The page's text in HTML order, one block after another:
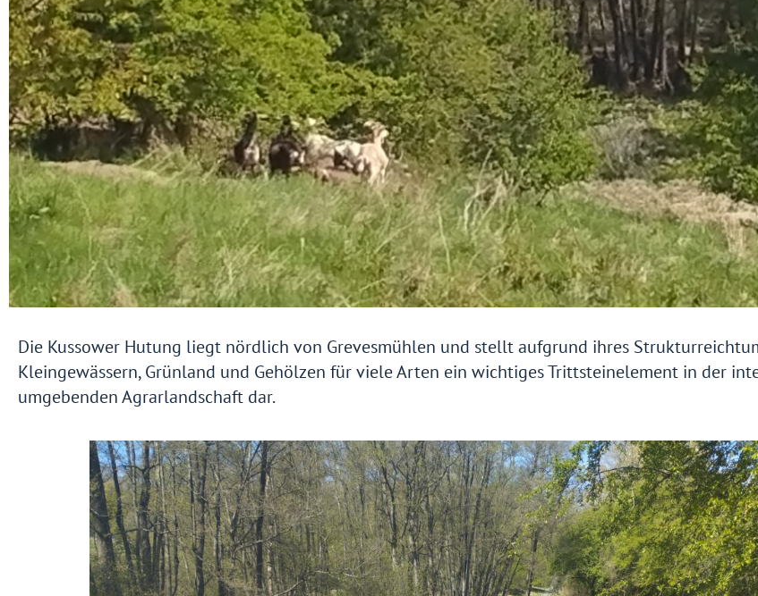
Die Kussower Hutung liegt nördlich von Grevesmühlen und stellt aufgrund ihres
Kleingewässern, Grünland und Gehölzen für viele Arten ein wichtiges Trittsteinelement in der
umgebenden Agrarlandschaft dar.